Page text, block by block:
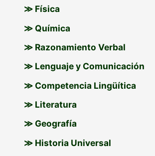
≫ Física
≫ Química
≫ Razonamiento Verbal
≫ Lenguaje y Comunicación
≫ Competencia Lingüítica
≫ Literatura
≫ Geografía
≫ Historia Universal